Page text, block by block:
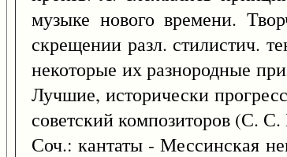
музыке нового времени.
скрещении разл. стилистич.
некоторые их разнородные
Лучшие, исторически
советский композиторов (С.
Соч.: кантаты - Мессинская